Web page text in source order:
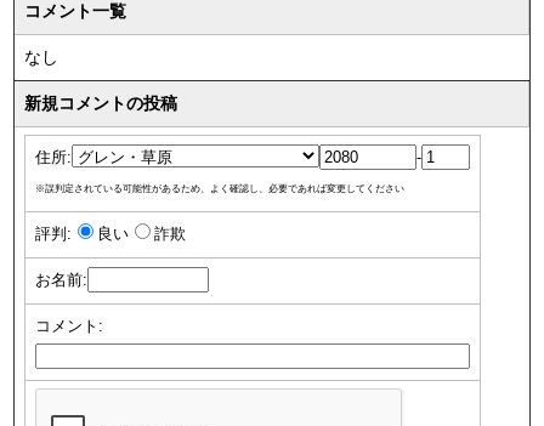
コメント一覧
なし
新規コメントの投稿
住所: -
※誤判定されている可能性があるため、よく確認し、必要であれば変更してください
評判: 良い 詐欺
お名前:
コメント: